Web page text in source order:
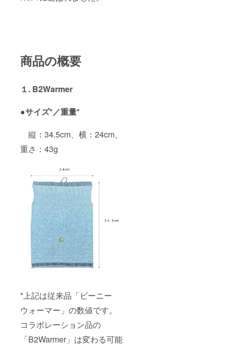
商品の概要
１. B2Warmer
●サイズ*／重量*
縦：34.5cm、横：24cm、
重さ：43g
*上記は従来品「ビーニー
ウォーマー」の数値です。
コラボレーション品の
「B2Warmer」は変わる可能